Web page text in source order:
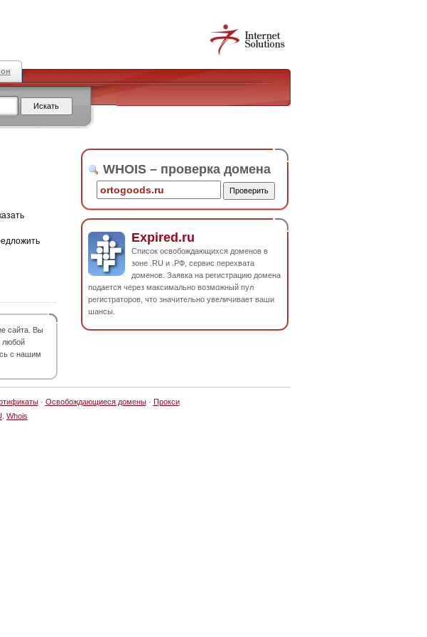
сайта. Вы
любой
с нашим
WHOIS – проверка домена
Expired.ru
Список освобождающихся доменов в
зоне .RU и .РФ, сервис перехвата
доменов. Заявка на регистрацию домена
подается через максимально возможный пул
регистраторов, что значительно увеличивает ваши
шансы.
· Освобождающиеся домены· Прокси
Whois